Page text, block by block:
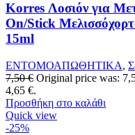
Korres Λοσιόν για
On/Stick
15ml
ΕΝΤΟΜΟΑΠΩΘΗΤΙΚΑ,
7,50€ Original price was:
4,65 €.
Προσθήκη στο καλάθι
Quick view
-25%